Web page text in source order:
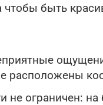
чтобы быть
расположены
ограничен: